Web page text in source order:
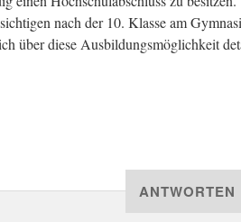
nach der 10. Klasse am
über diese Ausbildungsmöglichkeit
ANTWORTEN